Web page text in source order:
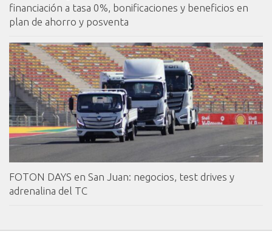
financiación a tasa 0%, bonificaciones y beneficios en
plan de ahorro y posventa
FOTON DAYS en San Juan: negocios, test drives y
adrenalina del TC